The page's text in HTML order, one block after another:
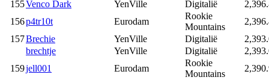
155Venco Dark YenVille Digitalië
156p4tr10t Eurodam
Rookie
Mountains
157Brechie YenVille Digitalië
brechtje
YenVille Digitalië
159jell001 Eurodam
Rookie
Mountains